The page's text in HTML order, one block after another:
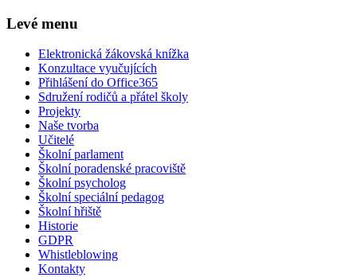
Levé menu
Elektronická žákovská knížka
Konzultace vyučujících
Přihlášení do Office365
Sdružení rodičů a přátel školy
Projekty
Naše tvorba
Učitelé
Školní parlament
Školní poradenské pracoviště
Školní psycholog
Školní speciální pedagog
Školní hřiště
Historie
GDPR
Whistleblowing
Kontakty